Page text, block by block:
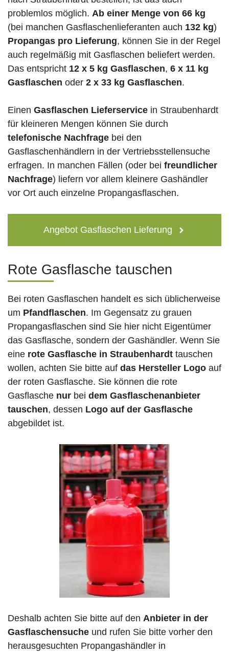
problemlos möglich. Ab einer Menge von 66 kg
(bei manchen Gasflaschenlieferanten auch 132 kg)
Propangas pro Lieferung, können Sie in der Regel
auch regelmäßig mit Gasflaschen beliefert werden.
Das entspricht 12 x 5 kg Gasflaschen, 6 x 11 kg
Gasflaschen oder 2 x 33 kg Gasflaschen.
Einen Gasflaschen Lieferservice in Straubenhardt
für kleineren Mengen können Sie durch
telefonische Nachfrage bei den
Gasflaschenhändlern in der Vertriebsstellensuche
erfragen. In manchen Fällen (oder bei freundlicher
Nachfrage) liefern vor allem kleinere Gashändler
vor Ort auch einzelne Propangasflaschen.
Angebot Gasflaschen Lieferung
Rote Gasflasche tauschen
Bei roten Gasflaschen handelt es sich üblicherweise
um Pfandflaschen. Im Gegensatz zu grauen
Propangasflaschen sind Sie hier nicht Eigentümer
das Gasflasche, sondern der Gashändler. Wenn Sie
eine rote Gasflasche in Straubenhardt tauschen
wollen, achten Sie bitte auf das Hersteller Logo auf
der roten Gasflasche. Sie können die rote
Gasflasche nur bei dem Gasflaschenanbieter
tauschen, dessen Logo auf der Gasflasche
abgebildet ist.
Deshalb achten Sie bitte auf den Anbieter in der
Gasflaschensuche und rufen Sie bitte vorher den
herausgesuchten Propangashändler in